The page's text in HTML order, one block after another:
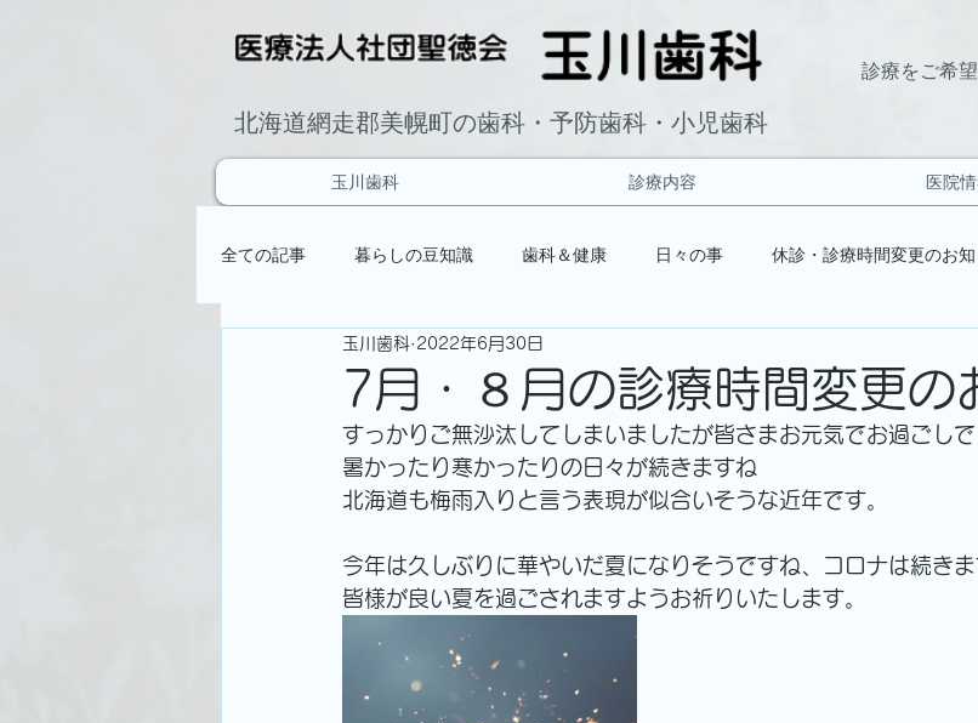
診療をご希
北海道網走郡美幌町の歯科・予防歯科・小児歯科
玉川歯科 診療内容 医院
全ての記事 暮らしの豆知識 歯科＆健康 日々の事 休診・診療時間変更のお
7月・８月の診療時間変更の
玉川歯科 2022年6月30日
すっかりご無沙汰してしまいましたが皆さまお元気でお過ごしで
暑かったり寒かったりの日々が続きますね
北海道も梅雨入りと言う表現が似合いそうな近年です。
今年は久しぶりに華やいだ夏になりそうですね、コロナは続き
皆様が良い夏を過ごされますようお祈りいたします。